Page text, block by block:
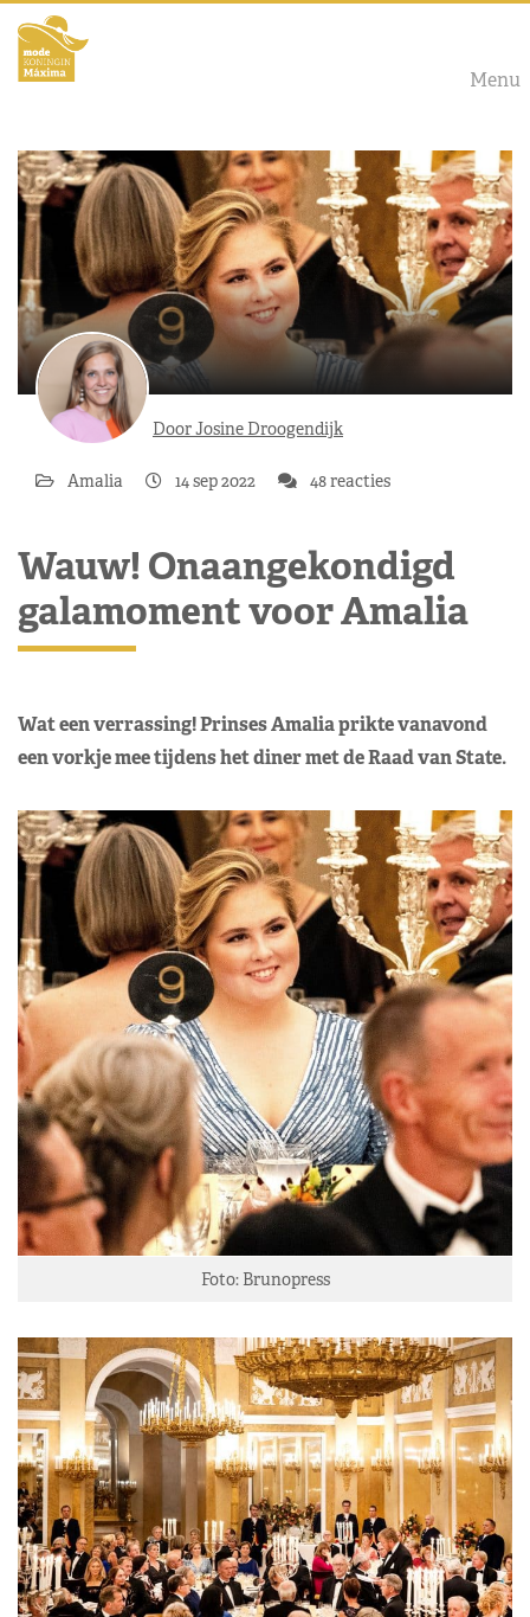
Menu
Door Josine Droogendijk
Amalia 14 sep 2022 48 reacties
Wauw! Onaangekondigd
galamoment voor Amalia
Wat een verrassing! Prinses Amalia prikte vanavond
een vorkje mee tijdens het diner met de Raad van State.
Foto: Brunopress